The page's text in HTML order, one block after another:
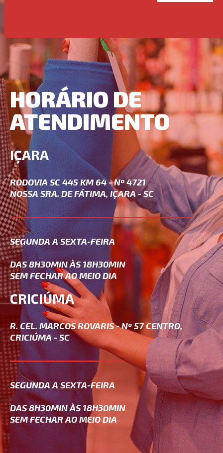
HORÁRIO DE
ATENDIMENTO
IÇARA
RODOVIA SC 445 KM 64 - Nº 4721
NOSSA SRA. DE FÁTIMA, IÇARA - SC
SEGUNDA A SEXTA-FEIRA
DAS 8H30MIN ÀS 18H30MIN
SEM FECHAR AO MEIO DIA
CRICIÚMA
R. CEL. MARCOS ROVARIS - Nº 57 CENTRO,
CRICIÚMA - SC
SEGUNDA A SEXTA-FEIRA
DAS 8H30MIN ÀS 18H30MIN
SEM FECHAR AO MEIO DIA